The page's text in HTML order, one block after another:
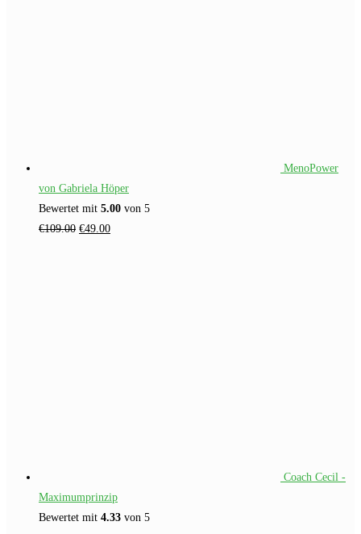
MenoPower
von Gabriela Höper
Bewertet mit 5.00 von 5
€109.00 Ursprünglicher
€49.00Aktueller
Coach Cecil -
Maximumprinzip
Bewertet mit 4.33 von 5